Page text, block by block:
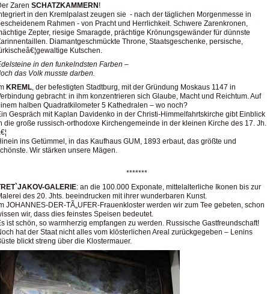
Zaren SCHATZKAMMERN!
in den Kremlpalast zeugen sie - nach der täglichen Morgenmesse in
Rahmen - von Pracht und Herrlichkeit. Schwere Zarenkronen,
Zepter, riesige Smaragde, prächtige Krönungsgewänder für dünnste
Diamantgeschmückte Throne, Staatsgeschenke, persische,
Kutschen.
in den funkelndsten Farben –
das Volk musste darben.
KREML, der befestigten Stadtburg, mit der Gründung Moskaus 1147 in
gebracht: in ihm konzentrieren sich Glaube, Macht und Reichtum. Auf
halben Quadratkilometer 5 Kathedralen – wo noch?
Gespräch mit Kaplan Davidenko in der Christi-Himmelfahrtskirche gibt Einblick
die große russisch-orthodoxe Kirchengemeinde in der kleinen Kirche des 17. Jh.
ins Getümmel, in das Kaufhaus GUM, 1893 erbaut, das größte und
Wir stärken unsere Mägen.
*******
GALERIE: an die 100.000 Exponate, mittelalterliche Ikonen bis zur
des 20. Jhts. beeindrucken mit ihrer wunderbaren Kunst.
JOHANNES-DER-TÃ„UFER-Frauenkloster werden wir zum Tee gebeten, schon
wir, dass dies feinstes Speisen bedeutet.
ist schön, so warmherzig empfangen zu werden. Russische Gastfreundschaft!
hat der Staat nicht alles vom klösterlichen Areal zurückgegeben – Lenins
blickt streng über die Klostermauer.